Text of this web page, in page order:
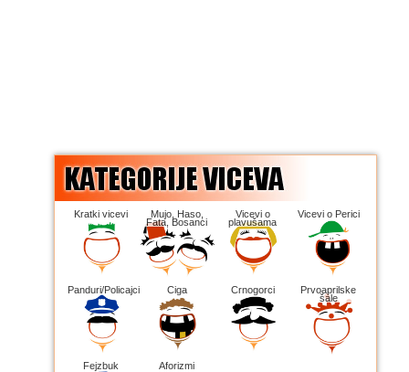
Kratki vicevi Mujo, Haso,
Fata, Bosanci
Vicevi o
plavušama
Vicevi o Perici
Panduri/Policajci Ciga Crnogorci Prvoaprilske
šale
Fejzbuk Aforizmi